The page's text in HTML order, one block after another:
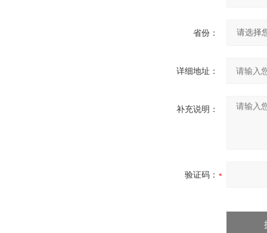
省份：
详细地址：
补充说明：
验证码：